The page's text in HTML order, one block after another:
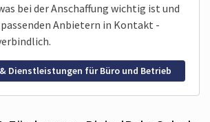
bei der Anschaffung wichtig ist und
Anbietern in Kontakt -
Dienstleistungen für Büro und Betrieb